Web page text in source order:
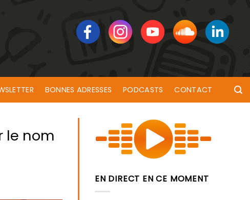
BONNES ADRESSES PODCASTS CONTACT
le nom
EN DIRECT EN CE MOMENT